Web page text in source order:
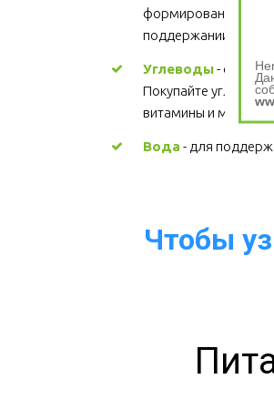
формировании
поддержании
Углеводы -
Покупайте
витамины и
Вода - для
Чтобы